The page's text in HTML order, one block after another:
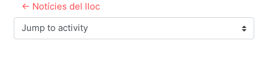
← Notícies del lloc
Jump to activity